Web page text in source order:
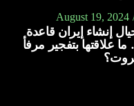
August 19, 2024
إنشاء إيران قاعدة
علاقتها بتفجير مرفأ